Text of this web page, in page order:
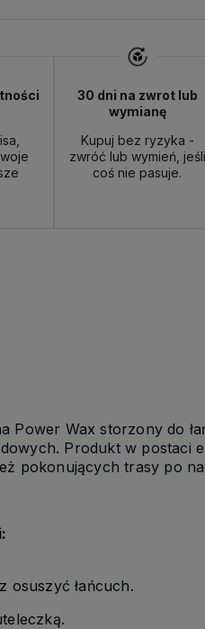
30 dni na zwrot lub
wymianę
Kupuj bez ryzyka -
zwróć lub wymień, jeśli
coś nie pasuje.
Power Wax storzony do
Produkt w postaci
pokonujących trasy po
osuszyć łańcuch.